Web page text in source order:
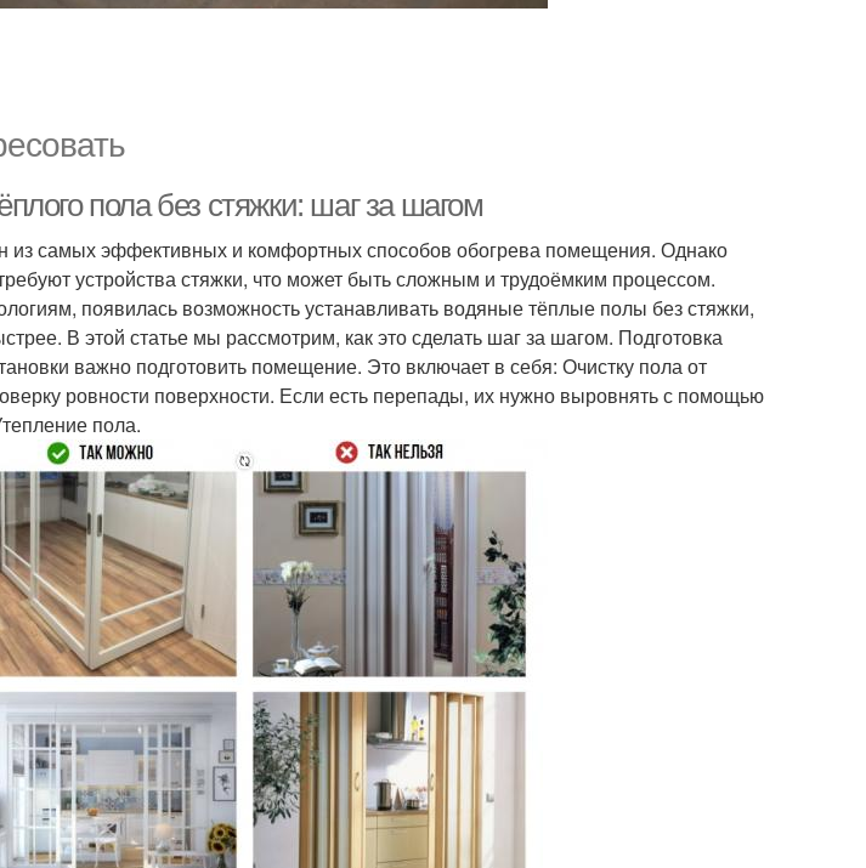
пола без стяжки: шаг за шагом
из самых эффективных и комфортных способов обогрева помещения. Однако
устройства стяжки, что может быть сложным и трудоёмким процессом.
появилась возможность устанавливать водяные тёплые полы без стяжки,
В этой статье мы рассмотрим, как это сделать шаг за шагом. Подготовка
важно подготовить помещение. Это включает в себя: Очистку пола от
ровности поверхности. Если есть перепады, их нужно выровнять с помощью
пола.